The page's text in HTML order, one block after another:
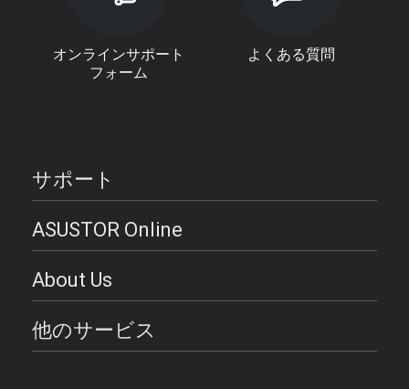
オンラインサポート
フォーム
よくある質問
サポート
ASUSTOR Online
About Us
他のサービス